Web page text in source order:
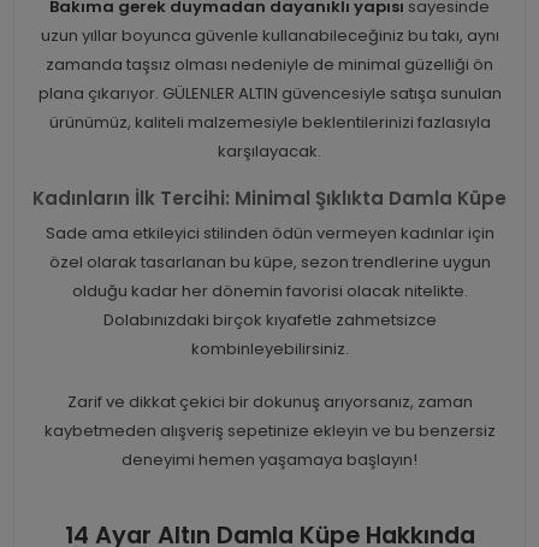
Bakıma gerek duymadan dayanıklı yapısı sayesinde
uzun yıllar boyunca güvenle kullanabileceğiniz bu takı, aynı
zamanda taşsız olması nedeniyle de minimal güzelliği ön
plana çıkarıyor. GÜLENLER ALTIN güvencesiyle satışa sunulan
ürünümüz, kaliteli malzemesiyle beklentilerinizi fazlasıyla
karşılayacak.
Kadınların İlk Tercihi: Minimal Şıklıkta Damla Küpe
Sade ama etkileyici stilinden ödün vermeyen kadınlar için
özel olarak tasarlanan bu küpe, sezon trendlerine uygun
olduğu kadar her dönemin favorisi olacak nitelikte.
Dolabınızdaki birçok kıyafetle zahmetsizce
kombinleyebilirsiniz.
Zarif ve dikkat çekici bir dokunuş arıyorsanız, zaman
kaybetmeden alışveriş sepetinize ekleyin ve bu benzersiz
deneyimi hemen yaşamaya başlayın!
14 Ayar Altın Damla Küpe Hakkında